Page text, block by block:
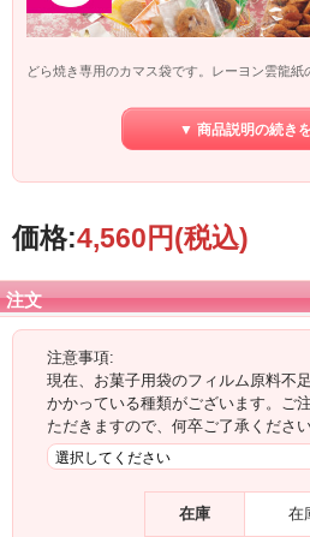
どら焼き専用のカマス袋です。レーヨン雲龍紙
※こちらの商品はメーカー直送品です。【代金
また、こちらの商品を含めてのまとめ買いの
払】は
▼ 商品説明の続き
価格:4,560円(税込)
注文
注意事項:
現在、お菓子用袋のフィルム原料不
かかっている種類がございます。ご
ただきますので、何卒ご了承ください
在庫 在